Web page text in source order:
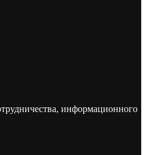
информационного